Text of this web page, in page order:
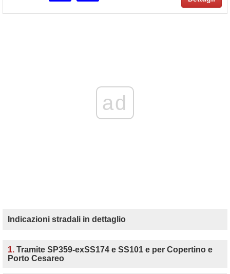
ad
Indicazioni stradali in dettaglio
1. Tramite SP359-exSS174 e SS101 e per Copertino e
Porto Cesareo